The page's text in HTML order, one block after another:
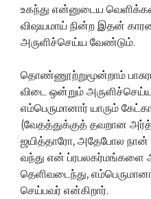
உகந்து என்னுடைய
விஷயமாய் நின்ற இதன்
அருளிச்செய்ய வேண்டும்.
தொண்ணூற்றுமூன்றாம்
விடை ஒன்றும்
எம்பெருமானார் யாரும்
(வேதத்துக்குத் தவறான
ஜயித்தாரோ, அதேபோல நான்
வந்து என் ப்ரபலகர்மங்களை
தெளிவடைந்து,
செய்பவர் என்கிறார்.